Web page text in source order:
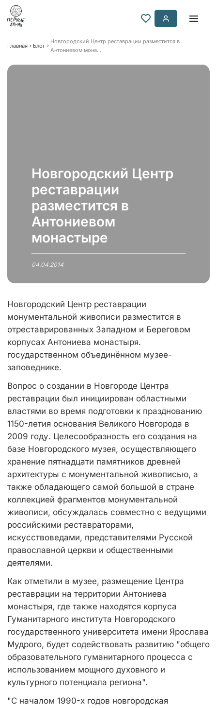
Главная Блог
Новгородский Центр реставрации разместится в
Антониевом мона...
Новгородский Центр
реставрации
разместится в
Антониевом
монастыре
04.04.2014
Новгородский Центр реставрации
монументальной живописи разместится в
отреставрированных Западном и Береговом
корпусах Антониева монастыря.
государственном объединённом музее-
заповеднике.
Вопрос о создании в Новгороде Центра
реставрации был инициирован областными
властями во время подготовки к празднованию
1150-летия основания Великого Новгорода в
2009 году. Целесообразность его создания на
базе Новгородского музея, осуществляющего
хранение пятнадцати памятников древней
архитектуры с монументальной живописью, а
также обладающего самой большой в стране
коллекцией фрагментов монументальной
живописи, обсуждалась совместно с ведущими
российскими реставраторами,
искусствоведами, представителями Русской
православной церкви и общественными
деятелями.
Как отметили в музее, размещение Центра
реставрации на территории Антониева
монастыря, где также находятся корпуса
Гуманитарного института Новгородского
государственного университета имени Ярослава
Мудрого, будет содействовать развитию "общего
образовательного гуманитарного процесса с
использованием мощного духовного и
культурного потенциала региона".
"С началом 1990-х годов новгородская